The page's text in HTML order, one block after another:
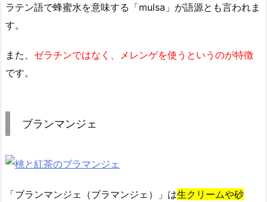
ラテン語で蜂蜜水を意味する「mulsa」が語源とも言われま
す。
また、 ゼラチンではなく、メレンゲを使うというのが特徴
です。
ブランマンジェ
「ブランマンジェ（ブラマンジェ）」は生クリームや砂